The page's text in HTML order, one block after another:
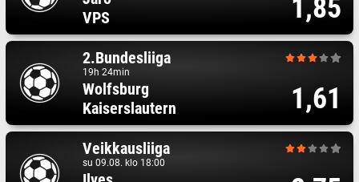
VPS
1,85
2.Bundesliiga
19h 24min
Wolfsburg
Kaiserslautern
1,61
Veikkausliiga
su 09.08. klo 18:00